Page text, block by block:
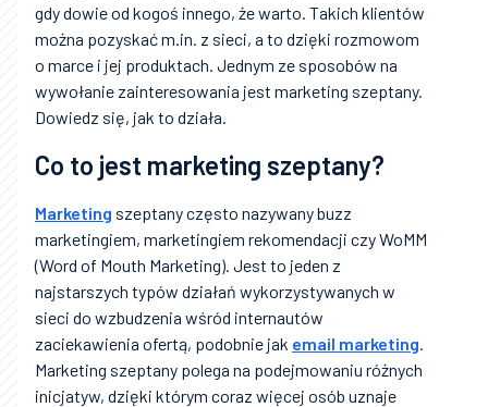
gdy dowie od kogoś innego, że warto. Takich klientów
można pozyskać m.in. z sieci, a to dzięki rozmowom
o marce i jej produktach. Jednym ze sposobów na
wywołanie zainteresowania jest marketing szeptany.
Dowiedz się, jak to działa.
Co to jest marketing szeptany?
Marketing szeptany często nazywany buzz
marketingiem, marketingiem rekomendacji czy WoMM
(Word of Mouth Marketing). Jest to jeden z
najstarszych typów działań wykorzystywanych w
sieci do wzbudzenia wśród internautów
zaciekawienia ofertą, podobnie jak email marketing
Marketing szeptany polega na podejmowaniu różnych
inicjatyw, dzięki którym coraz więcej osób uznaje